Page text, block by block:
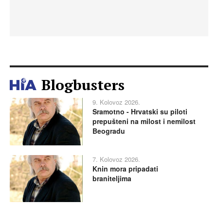
Blogbusters
9. Kolovoz 2026.
Sramotno - Hrvatski su piloti
prepušteni na milost i nemilost
Beogradu
7. Kolovoz 2026.
Knin mora pripadati
braniteljima